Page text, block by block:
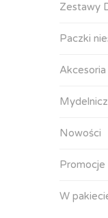
Zestawy
Paczki
Nowości
Promocje
W